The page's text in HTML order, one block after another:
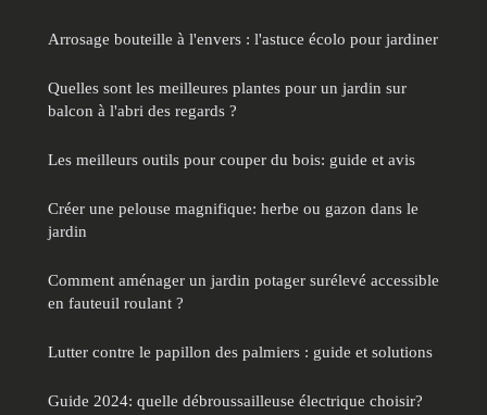
Arrosage bouteille à l'envers : l'astuce écolo pour jardiner
Quelles sont les meilleures plantes pour un jardin sur
balcon à l'abri des regards ?
Les meilleurs outils pour couper du bois: guide et avis
Créer une pelouse magnifique: herbe ou gazon dans le
jardin
Comment aménager un jardin potager surélevé accessible
en fauteuil roulant ?
Lutter contre le papillon des palmiers : guide et solutions
Guide 2024: quelle débroussailleuse électrique choisir?